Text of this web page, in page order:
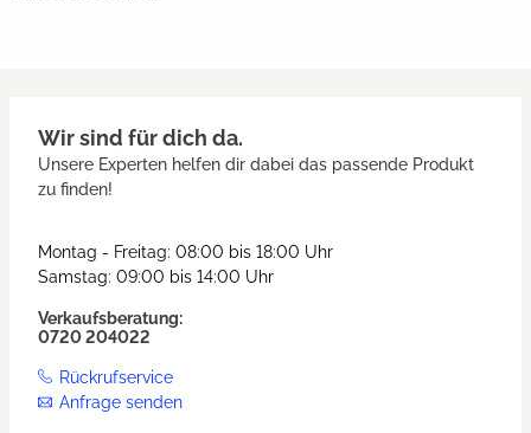
Wir sind für dich da.
Unsere Experten helfen dir dabei das passende Produkt
zu finden!
Montag - Freitag: 08:00 bis 18:00 Uhr
Samstag: 09:00 bis 14:00 Uhr
Verkaufsberatung:
0720 204022
Rückrufservice
Anfrage senden